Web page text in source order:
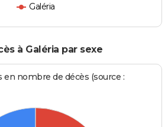
Galéria
à Galéria par sexe
nombre de décès (source :